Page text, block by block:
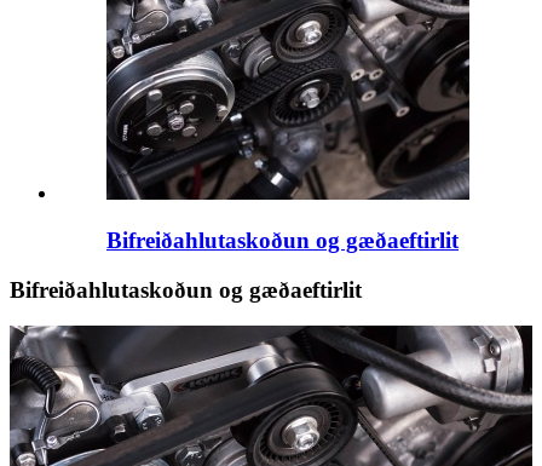
Bifreiðahlutaskoðun og gæðaeftirlit
Bifreiðahlutaskoðun og gæðaeftirlit